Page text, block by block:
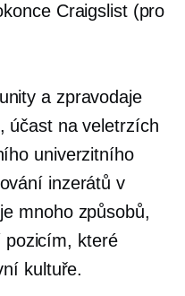
Craigslist (pro
a zpravodaje
účast na veletrzích
univerzitního
inzerátů v
mnoho způsobů,
pozicím, které
kultuře.